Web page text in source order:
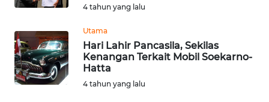
4 tahun yang lalu
Utama
Hari Lahir Pancasila, Sekilas
Kenangan Terkait Mobil Soekarno-
Hatta
4 tahun yang lalu
MEDIA
SIBER
REDAKSI